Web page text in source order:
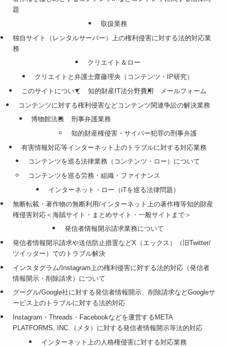
題
取扱業務
独自サイト（レンタルサーバー）上の権利侵害に対する法的対応業
務
クリエイト＆ロー
クリエイトと弁護士齋藤理央（コンテンツ・IP研究）
このサイトについて
知的財産IT法分野費用
メールフォーム
コンテンツに対する権利侵害などコンテンツ関連争訟の解決業務
博物館法務
刑事弁護業務
知的財産権侵害・サイバー犯罪の刑事弁護
有害情報対応等インターネット上のトラブルに対する対応業務
コンテンツを巡る法律業務（コンテンツ・ロー）について
コンテンツを巡る労務・組織・ファイナンス
インターネット・ロー（iTを巡る法律問題）
無断転載・著作物の無断利用/インターネット上の著作権等知的財産
権侵害対応＜海賊サイト・まとめサイト・一般サイトまで＞
発信者情報開示請求業務について
発信者情報開示請求や送信防止措置などX（エックス）（旧Twitter/
ツイッター）でのトラブル解決
インスタグラム/Instagram上の権利侵害に対する法的対応（発信者
情報開示・削除請求）について
グーグル/Google社に対する発信者情報開示、削除請求などGoogleサ
ービス上のトラブルに対する法的対応
Instagram・Threads・Facebookなどを運営するMETA
PLATFORMS, INC.（メタ）に対する発信者情報開示等法的対応
インターネット上の人格権侵害に対する対応業務